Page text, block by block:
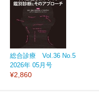
総合診療 Vol.36 No.5
2026年 05月号
¥2,860